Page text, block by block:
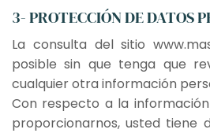
3- PROTECCIÓN DE DATOS
La consulta del sitio
posible sin que tenga que
cualquier otra información
Con respecto a la
proporcionarnos, usted tiene